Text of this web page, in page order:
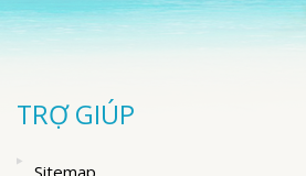
TRỢ GIÚP
Sitemap